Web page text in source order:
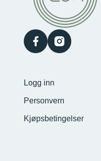
facebookinstagram
Logg inn
Personvern
Kjøpsbetingelser